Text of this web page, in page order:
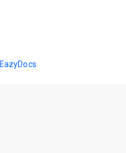
EazyDocs